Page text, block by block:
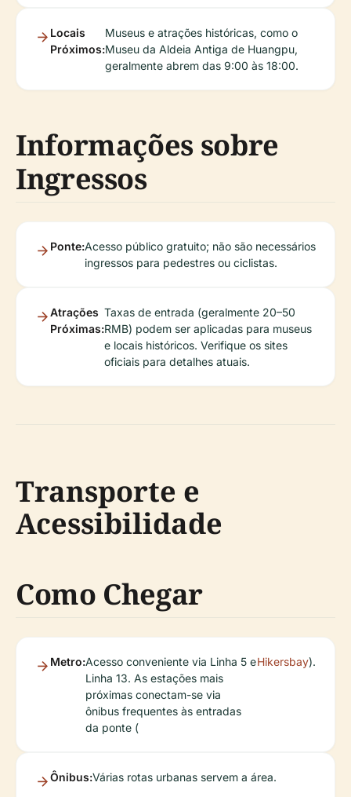
Locais
Próximos:
Museus e atrações históricas, como o
Museu da Aldeia Antiga de Huangpu,
geralmente abrem das 9:00 às 18:00.
Informações sobre
Ingressos
Ponte:Acesso público gratuito; não são necessários
ingressos para pedestres ou ciclistas.
Atrações
Próximas:
Taxas de entrada (geralmente 20–50
RMB) podem ser aplicadas para museus
e locais históricos. Verifique os sites
oficiais para detalhes atuais.
Transporte e
Acessibilidade
Como Chegar
Metro:Acesso conveniente via Linha 5 e
Linha 13. As estações mais
próximas conectam-se via
ônibus frequentes às entradas
da ponte (
Hikersbay).
Ônibus:Várias rotas urbanas servem a área.